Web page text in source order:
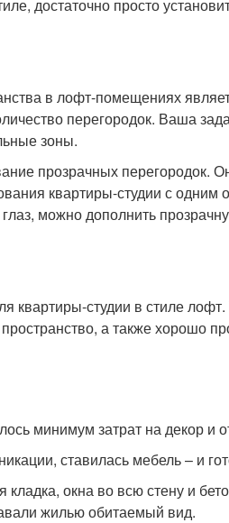
достаточно просто
в лофт-помещениях
перегородок. Ваша
зоны.
прозрачных перегородок.
квартиры-студии с
можно дополнить
квартиры-студии в стиле лофт.
а также хорошо
минимум затрат на декор и
ставилась мебель – и
окна во всю стену и
жилью обитаемый вид.